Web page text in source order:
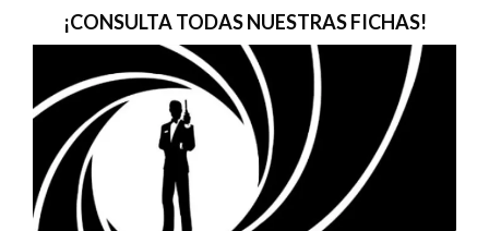
¡CONSULTA TODAS NUESTRAS FICHAS!